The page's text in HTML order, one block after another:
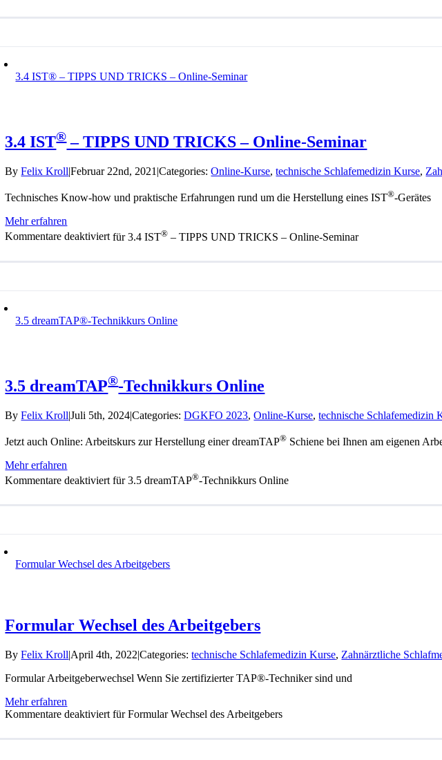
3.4 IST® – TIPPS UND TRICKS – Online-Seminar
3.4 IST®– TIPPS UND TRICKS – Online-Seminar
ByFelix Kroll|Februar 22nd, 2021 |Categories:Online-Kurse,technische Schlafemedizin Kurse,
Technisches Know-how und praktische Erfahrungen rund um die Herstellung eines IST®-Gerätes
Mehr erfahren
Kommentare deaktiviertfür 3.4 IST® – TIPPS UND TRICKS – Online-Seminar
3.5 dreamTAP®-Technikkurs Online
3.5 dreamTAP®-Technikkurs Online
ByFelix Kroll|Juli 5th, 2024|Categories:DGKFO 2023,Online-Kurse,technische Schlafemedizin
Jetzt auch Online: Arbeitskurs zur Herstellung einer dreamTAP® Schiene bei Ihnen am eigenen
Mehr erfahren
Kommentare deaktiviert für 3.5 dreamTAP®-Technikkurs Online
Formular Wechsel des Arbeitgebers
Formular Wechsel des Arbeitgebers
ByFelix Kroll|April 4th, 2022|Categories:technische Schlafemedizin Kurse, Zahnärztliche
Formular Arbeitgeberwechsel Wenn Sie zertifizierter TAP®-Techniker sind und
Mehr erfahren
Kommentare deaktiviert für Formular Wechsel des Arbeitgebers